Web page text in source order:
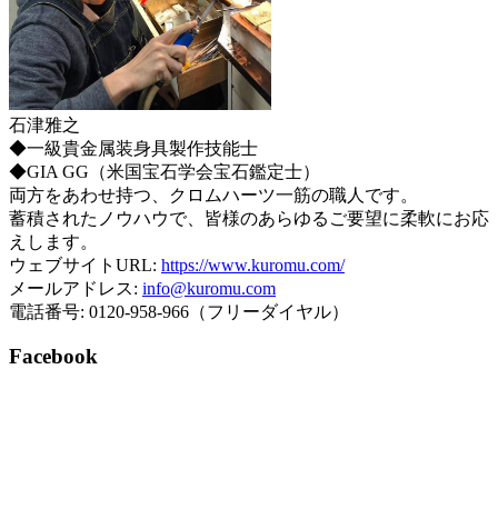
石津雅之
◆一級貴金属装身具製作技能士
◆GIA GG（米国宝石学会宝石鑑定士）
両方をあわせ持つ、クロムハーツ一筋の職人です。
蓄積されたノウハウで、皆様のあらゆるご要望に柔軟にお応
えします。
ウェブサイトURL: https://www.kuromu.com/
メールアドレス: info@kuromu.com
電話番号: 0120-958-966（フリーダイヤル）
Facebook